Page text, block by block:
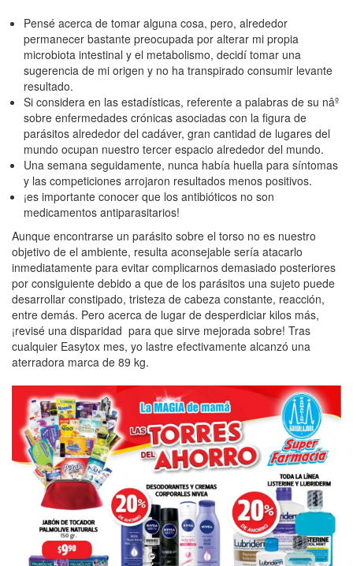
Pensé acerca de tomar alguna cosa, pero, alrededor
permanecer bastante preocupada por alterar mi propia
microbiota intestinal y el metabolismo, decidí tomar una
sugerencia de mi origen y no ha transpirado consumir levante
resultado.
Si considera en las estadísticas, referente a palabras de su nâº
sobre enfermedades crónicas asociadas con la figura de
parásitos alrededor del cadáver, gran cantidad de lugares del
mundo ocupan nuestro tercer espacio alrededor del mundo.
Una semana seguidamente, nunca había huella para síntomas
y las competiciones arrojaron resultados menos positivos.
¡es importante conocer que los antibióticos no son
medicamentos antiparasitarios!
Aunque encontrarse un parásito sobre el torso no es nuestro
objetivo de el ambiente, resulta aconsejable serí­a atacarlo
inmediatamente para evitar complicarnos demasiado posteriores
por consiguiente debido a que de los parásitos una sujeto puede
desarrollar constipado, tristeza de cabeza constante, reacción,
entre demás. Pero acerca de lugar de desperdiciar kilos más,
¡revisé una disparidad para que sirve mejorada sobre! Tras
cualquier Easytox mes, yo lastre efectivamente alcanzó una
aterradora marca de 89 kg.